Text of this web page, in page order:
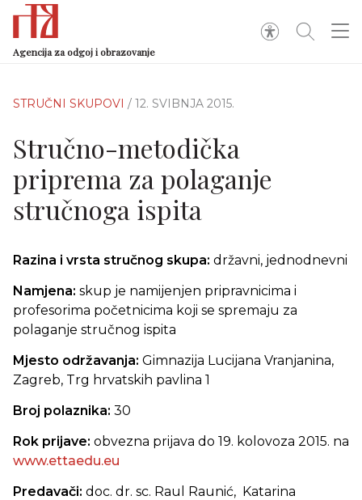
Agencija za odgoj i obrazovanje
STRUČNI SKUPOVI / 12. SVIBNJA 2015.
Stručno-metodička
priprema za polaganje
stručnoga ispita
Razina i vrsta stručnog skupa: državni, jednodnevni
Namjena: skup je namijenjen pripravnicima i
profesorima početnicima koji se spremaju za
polaganje stručnog ispita
Mjesto održavanja: Gimnazija Lucijana Vranjanina,
Zagreb, Trg hrvatskih pavlina 1
Broj polaznika: 30
Rok prijave: obvezna prijava do 19. kolovoza 2015. na
www.ettaedu.eu
Predavači: doc. dr. sc. Raul Raunić, Katarina